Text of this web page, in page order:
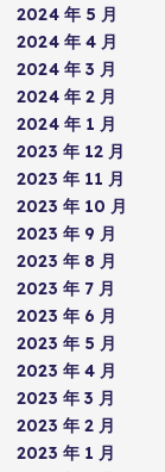
2024 年 5 月
2024 年 4 月
2024 年 3 月
2024 年 2 月
2024 年 1 月
2023 年 12 月
2023 年 11 月
2023 年 10 月
2023 年 9 月
2023 年 8 月
2023 年 7 月
2023 年 6 月
2023 年 5 月
2023 年 4 月
2023 年 3 月
2023 年 2 月
2023 年 1 月